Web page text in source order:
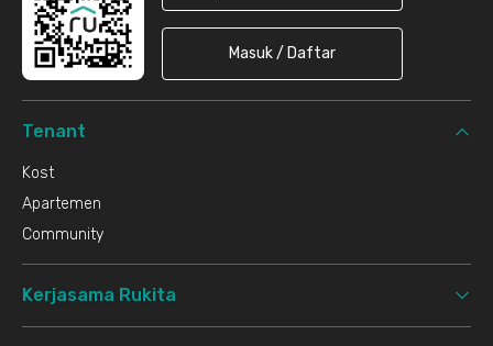
Masuk / Daftar
Tenant
Kost
Apartemen
Community
Kerjasama Rukita